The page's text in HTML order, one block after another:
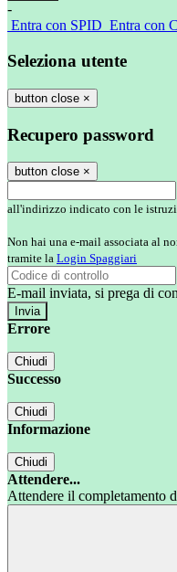
-
Entra con SPID Entra con
Seleziona utente
button close ×
Recupero password
button close ×
all'indirizzo indicato con le
Non hai una e-mail associata al
tramite la Login Spaggiari
E-mail inviata, si prega di
Errore
Chiudi
Successo
Chiudi
Informazione
Chiudi
Attendere...
Attendere il completamento